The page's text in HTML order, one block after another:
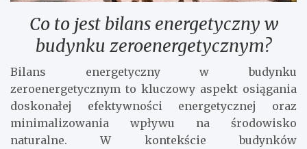
Co to jest bilans energetyczny w
budynku zeroenergetycznym?
Bilans energetyczny w budynku
zeroenergetycznym to kluczowy aspekt osiągania
doskonałej efektywności energetycznej oraz
minimalizowania wpływu na środowisko
naturalne. W kontekście budynków